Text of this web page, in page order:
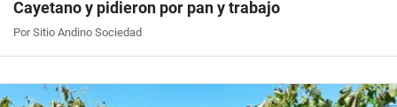
Cayetano y pidieron por pan y trabajo
Por Sitio Andino Sociedad